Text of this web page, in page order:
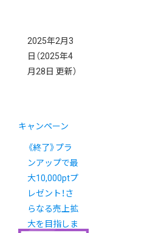
2025年2月3
日 （2025年4
月28日 更新）
キャンペーン
《終了》プラ
ンアップで最
大10,000ptプ
レゼント！さ
らなる売上拡
大を目指しま